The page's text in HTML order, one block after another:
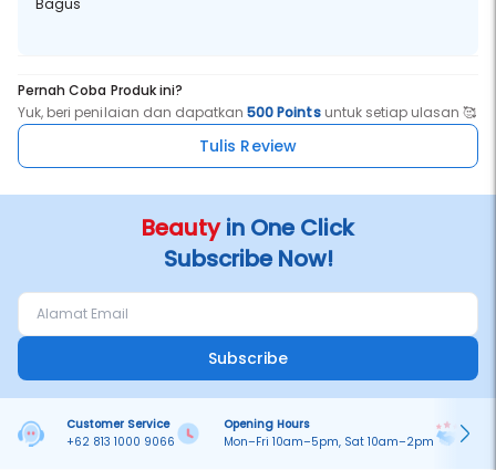
Bagus
Pernah Coba Produk ini?
Yuk, beri penilaian dan dapatkan500 Pointsuntuk setiap ulasan 🥰
Tulis Review
Beautyin One Click
Subscribe Now!
Subscribe
Customer Service
+62 813 1000 9066
Opening Hours
Mon–Fri 10am–5pm, Sat 10am–2pm